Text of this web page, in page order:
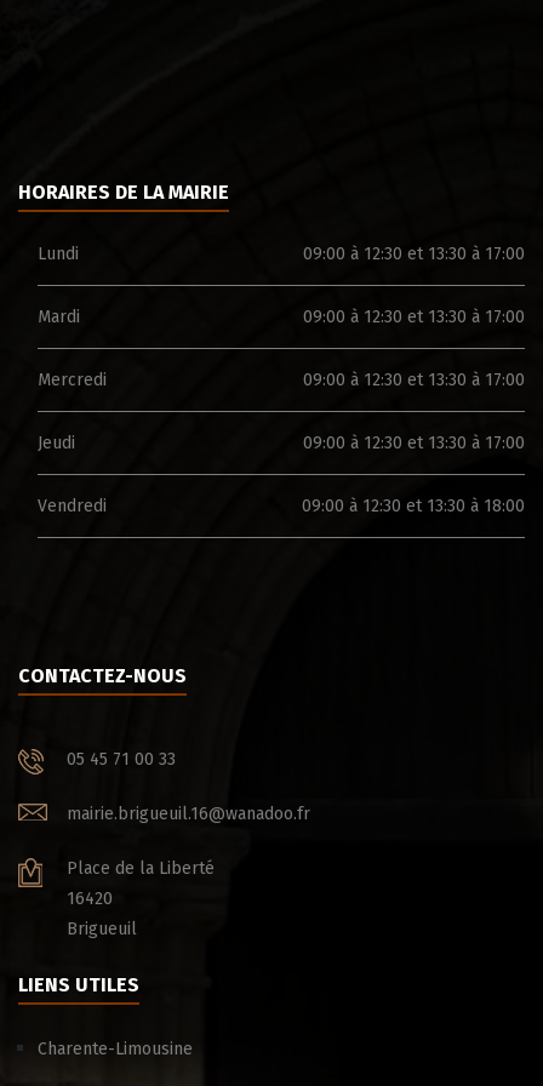
HORAIRES DE LA MAIRIE
Lundi 09:00 à 12:30 et 13:30 à 17:00
Mardi 09:00 à 12:30 et 13:30 à 17:00
Mercredi 09:00 à 12:30 et 13:30 à 17:00
Jeudi 09:00 à 12:30 et 13:30 à 17:00
Vendredi 09:00 à 12:30 et 13:30 à 18:00
CONTACTEZ-NOUS
05 45 71 00 33
mairie.brigueuil.16@wanadoo.fr
Place de la Liberté
16420
Brigueuil
LIENS UTILES
Charente-Limousine